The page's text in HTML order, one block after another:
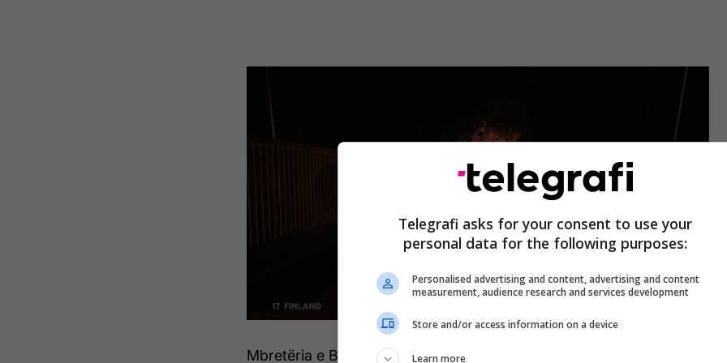
Mbretëria e Bashkuar – LOOK MUM NO COMPUTER “Eins, Zwei,
Telegrafi asks for your consent to use your
personal data for the following purposes:
Personalised advertising and content, advertising and content
measurement, audience research and services development
Store and/or access information on a device
Learn more